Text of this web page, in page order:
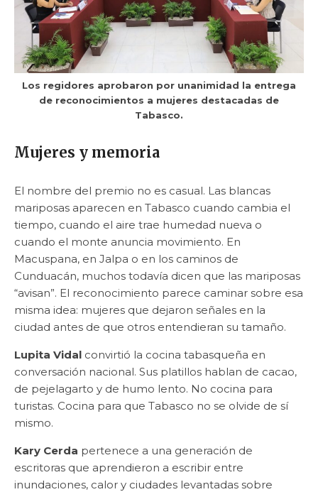
Los regidores aprobaron por unanimidad la entrega
de reconocimientos a mujeres destacadas de
Tabasco.
Mujeres y memoria
El nombre del premio no es casual. Las blancas
mariposas aparecen en Tabasco cuando cambia el
tiempo, cuando el aire trae humedad nueva o
cuando el monte anuncia movimiento. En
Macuspana, en Jalpa o en los caminos de
Cunduacán, muchos todavía dicen que las mariposas
“avisan”. El reconocimiento parece caminar sobre esa
misma idea: mujeres que dejaron señales en la
ciudad antes de que otros entendieran su tamaño.
Lupita Vidal convirtió la cocina tabasqueña en
conversación nacional. Sus platillos hablan de cacao,
de pejelagarto y de humo lento. No cocina para
turistas. Cocina para que Tabasco no se olvide de sí
mismo.
Kary Cerda pertenece a una generación de
escritoras que aprendieron a escribir entre
inundaciones, calor y ciudades levantadas sobre